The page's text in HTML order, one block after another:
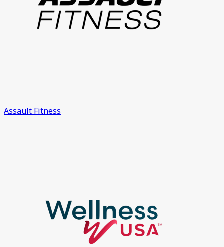
Assault Fitness